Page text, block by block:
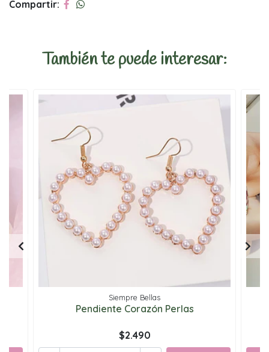
Compartir:
También te puede interesar:
Siempre Bellas
Pendiente Corazón Perlas
$2.490